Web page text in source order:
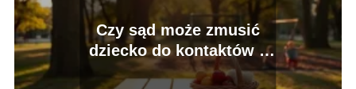
Czy sąd może zmusić
dziecko do kontaktów z
ojcem? Wyjaśniamy